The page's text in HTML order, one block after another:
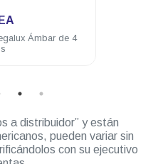
Megalux Blanco de 4
LEDs
a distribuidor” y están
pueden variar sin
con su ejecutivo